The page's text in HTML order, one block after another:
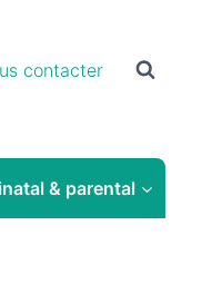
contacter
& parental